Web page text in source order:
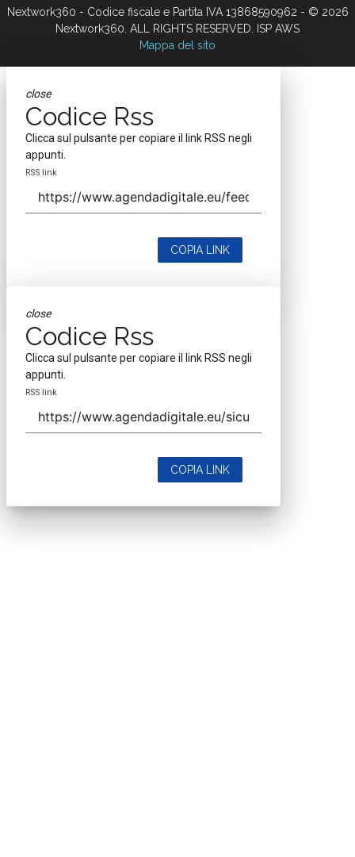
Nextwork360 - Codice fiscale e Partita IVA 13868590962 - © 2026
Nextwork360. ALL RIGHTS RESERVED. ISP AWS
Mappa del sito
close
Codice Rss
Clicca sul pulsante per copiare il link RSS negli
appunti.
RSS link
COPIA LINK
close
Codice Rss
Clicca sul pulsante per copiare il link RSS negli
appunti.
RSS link
COPIA LINK